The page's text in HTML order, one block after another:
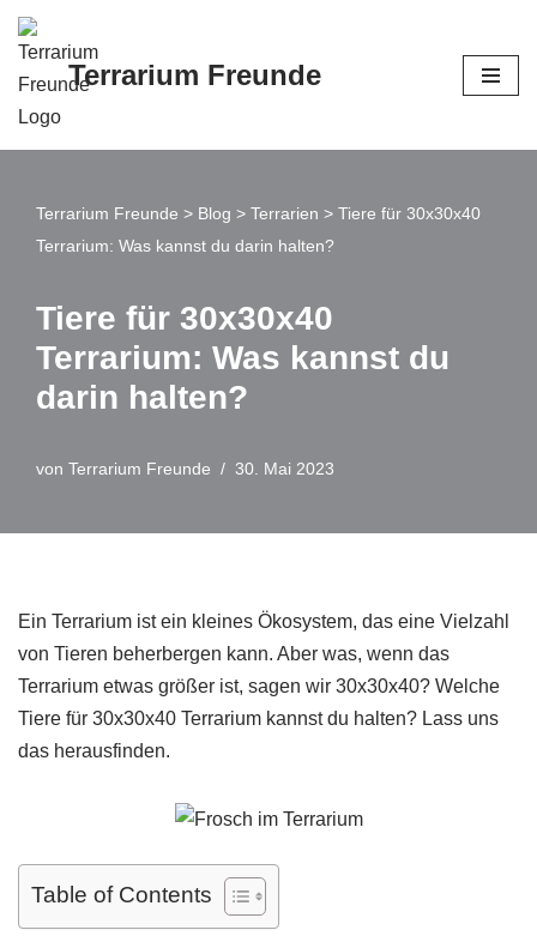
springen
Terrarium Freunde
Terrarium Freunde > Blog > Terrarien > Tiere für 30x30x40
Terrarium: Was kannst du darin halten?
Tiere für 30x30x40
Terrarium: Was kannst du
darin halten?
von Terrarium Freunde 30. Mai 2023
Ein Terrarium ist ein kleines Ökosystem, das eine Vielzahl
von Tieren beherbergen kann. Aber was, wenn das
Terrarium etwas größer ist, sagen wir 30x30x40? Welche
Tiere für 30x30x40 Terrarium kannst du halten? Lass uns
das herausfinden.
Table of Contents